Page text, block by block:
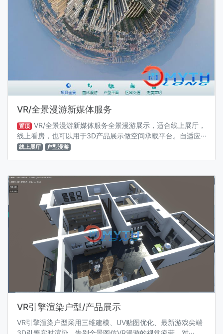
VR/全景漫游新媒体服务
置顶 VR/全景漫游新媒体服务全景漫游展示，适合线上展厅，
线上看房，也可以用于3D产品展示做空间承载平台。自适应···
线上展厅 户型漫游
VR引擎渲染户型/产品展示
VR引擎渲染户型采用三维建模、UV贴图优化、最新游戏尖端